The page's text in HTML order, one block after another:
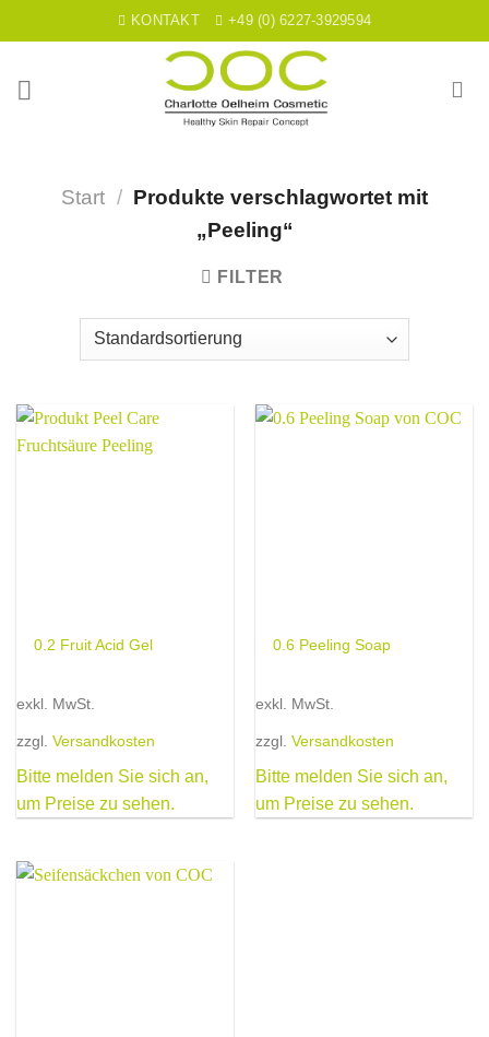
to
KONTAKT +49 (0) 6227-3929594
Start / Produkte verschlagwortet mit
„Peeling“
FILTER
0.2 Fruit Acid Gel
exkl. MwSt.
zzgl. Versandkosten
Bitte melden Sie sich an,
um Preise zu sehen.
0.6 Peeling Soap
exkl. MwSt.
zzgl. Versandkosten
Bitte melden Sie sich an,
um Preise zu sehen.